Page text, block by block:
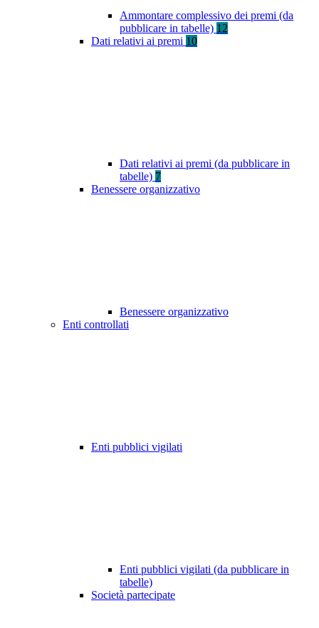
Ammontare complessivo dei premi (da
pubblicare in tabelle) 12
Dati relativi ai premi 10
Dati relativi ai premi (da pubblicare in
tabelle) 7
Benessere organizzativo
Benessere organizzativo
Enti controllati
Enti pubblici vigilati
Enti pubblici vigilati (da pubblicare in
tabelle)
Società partecipate